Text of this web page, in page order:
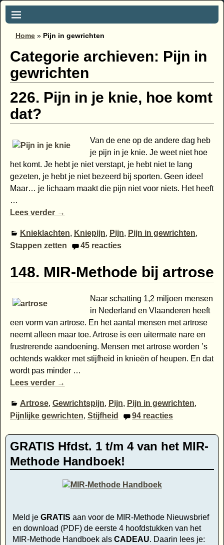
Home » Pijn in gewrichten
Categorie archieven: Pijn in
gewrichten
226. Pijn in je knie, hoe komt
dat?
Van de ene op de andere dag heb
je pijn in je knie. Je weet niet hoe
het komt. Je hebt je niet verstapt, je hebt niet te lang
gezeten, je hebt je niet bezeerd bij sporten. Geen idee!
Maar… je lichaam maakt die pijn niet voor niets. Het heeft
…
Lees verder →
Knieklachten, Kniepijn, Pijn, Pijn in gewrichten,
Stappen zetten
45 reacties
148. MIR-Methode bij artrose
Naar schatting 1,2 miljoen mensen
in Nederland en Vlaanderen heeft
een vorm van artrose. En het aantal mensen met artrose
neemt alleen maar toe. Artrose is een uitermate nare en
frustrerende aandoening. Mensen met artrose worden ’s
ochtends wakker met stijfheid in knieën of heupen. En dat
wordt pas minder …
Lees verder →
Artrose, Gewrichtspijn, Pijn, Pijn in gewrichten,
Pijnlijke gewrichten, Stijfheid 94 reacties
GRATIS Hfdst. 1 t/m 4 van het MIR-
Methode Handboek!
Meld je GRATIS aan voor de MIR-Methode Nieuwsbrief
en download (PDF) de eerste 4 hoofdstukken van het
MIR-Methode Handboek als CADEAU. Daarin lees je: